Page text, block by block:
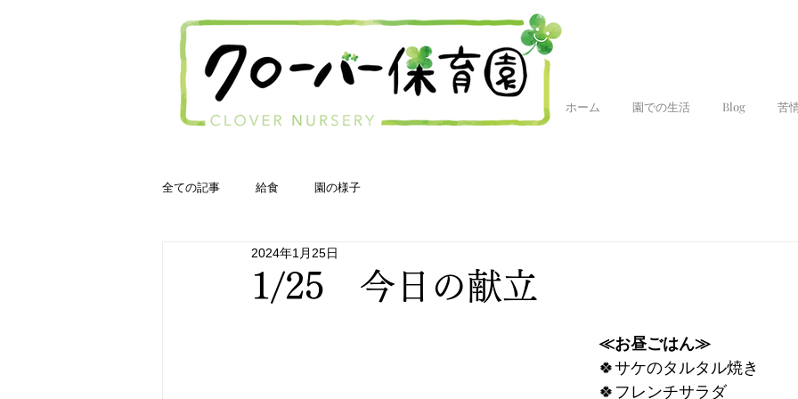
ホーム 園での生活 Blog 苦
全ての記事 給食 園の様子
1/25 今日の献立
2024年1月25日
≪お昼ごはん≫
🍀サケのタルタル焼き
🍀フレンチサラダ